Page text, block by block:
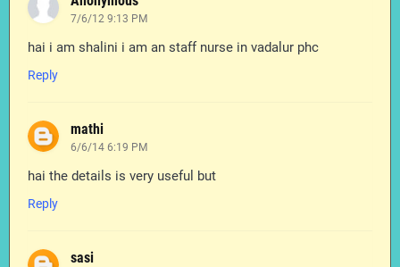
7/6/12 9:13 PM
hai i am shalini i am an staff nurse in vadalur phc
Reply
mathi
6/6/14 6:19 PM
hai the details is very useful but
Reply
sasi